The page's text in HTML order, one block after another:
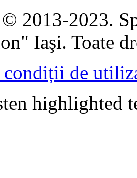
2013-2023.
Iaşi. Toate
condiții de
highlighted